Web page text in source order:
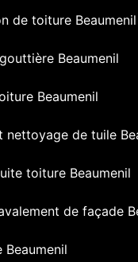
de toiture Beaumenil
Beaumenil
Beaumenil
nettoyage de tuile
toiture Beaumenil
de façade
Beaumenil